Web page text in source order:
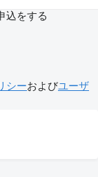
込をする
シーおよびユーザ